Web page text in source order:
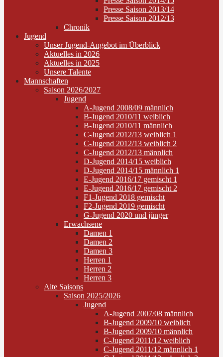
Presse Saison 2013/14
Presse Saison 2012/13
Chronik
Jugend
Unser Jugend-Angebot im Überblick
Aktuelles in 2026
Aktuelles in 2025
Unsere Talente
Mannschaften
Saison 2026/2027
Jugend
A-Jugend 2008/09 männlich
B-Jugend 2010/11 weiblich
B-Jugend 2010/11 männlich
C-Jugend 2012/13 weiblich 1
C-Jugend 2012/13 weiblich 2
C-Jugend 2012/13 männlich
D-Jugend 2014/15 weiblich
D-Jugend 2014/15 männlich 1
E-Jugend 2016/17 gemischt 1
E-Jugend 2016/17 gemischt 2
F1-Jugend 2018 gemischt
F2-Jugend 2019 gemischt
G-Jugend 2020 und jünger
Erwachsene
Damen 1
Damen 2
Damen 3
Herren 1
Herren 2
Herren 3
Alte Saisons
Saison 2025/2026
Jugend
A-Jugend 2007/08 männlich
B-Jugend 2009/10 weiblich
B-Jugend 2009/10 männlich
C-Jugend 2011/12 weiblich
C-Jugend 2011/12 männlich 1